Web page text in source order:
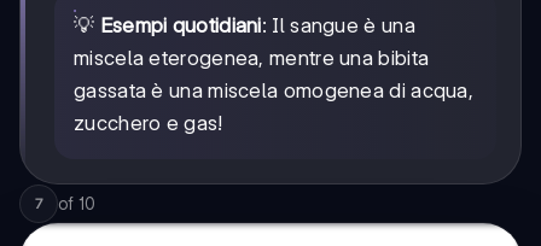
💡 Esempi quotidiani: Il sangue è una
miscela eterogenea, mentre una bibita
gassata è una miscela omogenea di acqua,
zucchero e gas!
7 of 10